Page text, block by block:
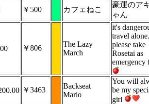
￥500 カフェねこ
豪運のア
ゃん
￥806
The Lazy
March
it's
travel alone.
please take
Rosetai as
emergency
￥3463
Backseat
Mario
You will
be my
girl